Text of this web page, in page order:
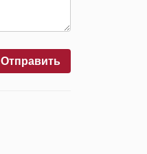
Отправить